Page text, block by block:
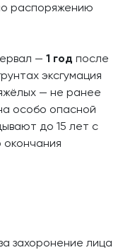
распоряжению
— 1 год после
эксгумация
— не ранее
особо опасной
до 15 лет с
захоронение лица